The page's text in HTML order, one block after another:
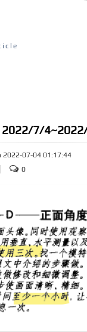
2022/7/
2022-07-04 01:17:44
0